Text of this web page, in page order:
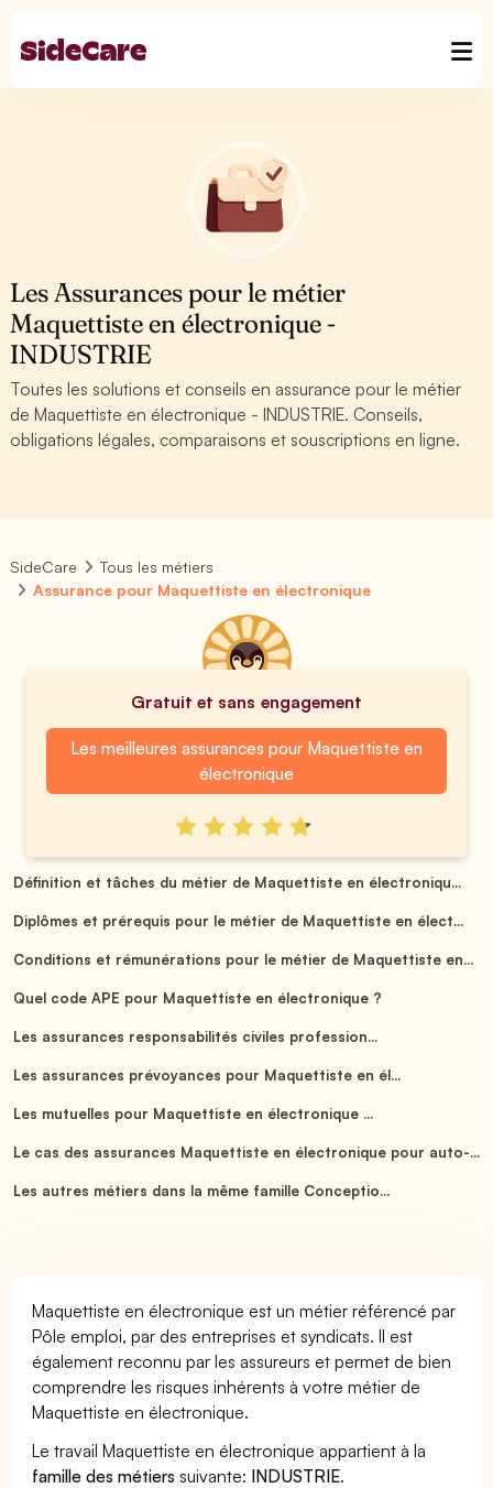
Les Assurances pour le métier
Maquettiste en électronique -
INDUSTRIE
Toutes les solutions et conseils en assurance pour le métier
de Maquettiste en électronique - INDUSTRIE. Conseils,
obligations légales, comparaisons et souscriptions en ligne.
SideCare
Tous les métiers
Assurance pour Maquettiste en électronique
Gratuit et sans engagement
Les meilleures assurances pour Maquettiste en
électronique
Définition et tâches du métier de Maquettiste en électroniqu...
Diplômes et prérequis pour le métier de Maquettiste en élect...
Conditions et rémunérations pour le métier de Maquettiste en...
Quel code APE pour Maquettiste en électronique ?
Les assurances responsabilités civiles profession...
Les assurances prévoyances pour Maquettiste en él...
Les mutuelles pour Maquettiste en électronique ...
Le cas des assurances Maquettiste en électronique pour auto-...
Les autres métiers dans la même famille Conceptio...
Maquettiste en électronique est un métier référencé par
Pôle emploi, par des entreprises et syndicats. Il est
également reconnu par les assureurs et permet de bien
comprendre les risques inhérents à votre métier de
Maquettiste en électronique.
Le travail Maquettiste en électronique appartient à la
famille des métiers suivante: INDUSTRIE.